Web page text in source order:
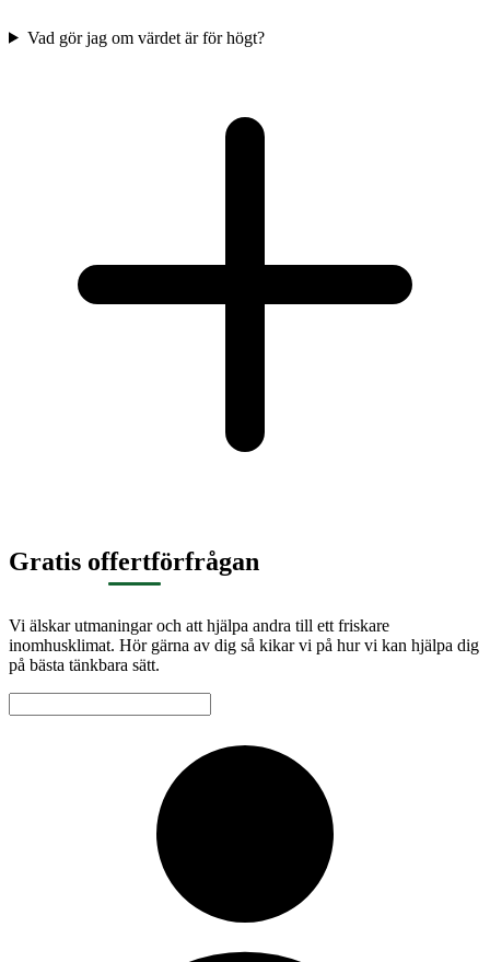
Vad gör jag om värdet är för högt?
Gratis offertförfrågan
Vi älskar utmaningar och att hjälpa andra till ett friskare
inomhusklimat. Hör gärna av dig så kikar vi på hur vi kan hjälpa dig
på bästa tänkbara sätt.